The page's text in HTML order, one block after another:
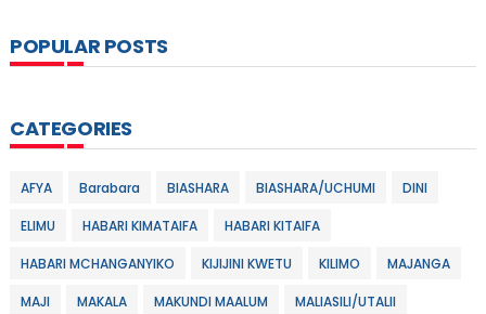
POPULAR POSTS
CATEGORIES
AFYA Barabara BIASHARA BIASHARA/UCHUMI DINI
ELIMU HABARI KIMATAIFA HABARI KITAIFA
HABARI MCHANGANYIKO KIJIJINI KWETU KILIMO MAJANGA
MAJI MAKALA MAKUNDI MAALUM MALIASILI/UTALII